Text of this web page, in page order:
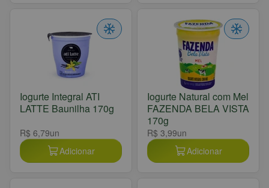
Iogurte Integral ATI
LATTE Baunilha 170g
R$ 6,79un
Adicionar
Iogurte Natural com Mel
FAZENDA BELA VISTA
170g
R$ 3,99un
Adicionar